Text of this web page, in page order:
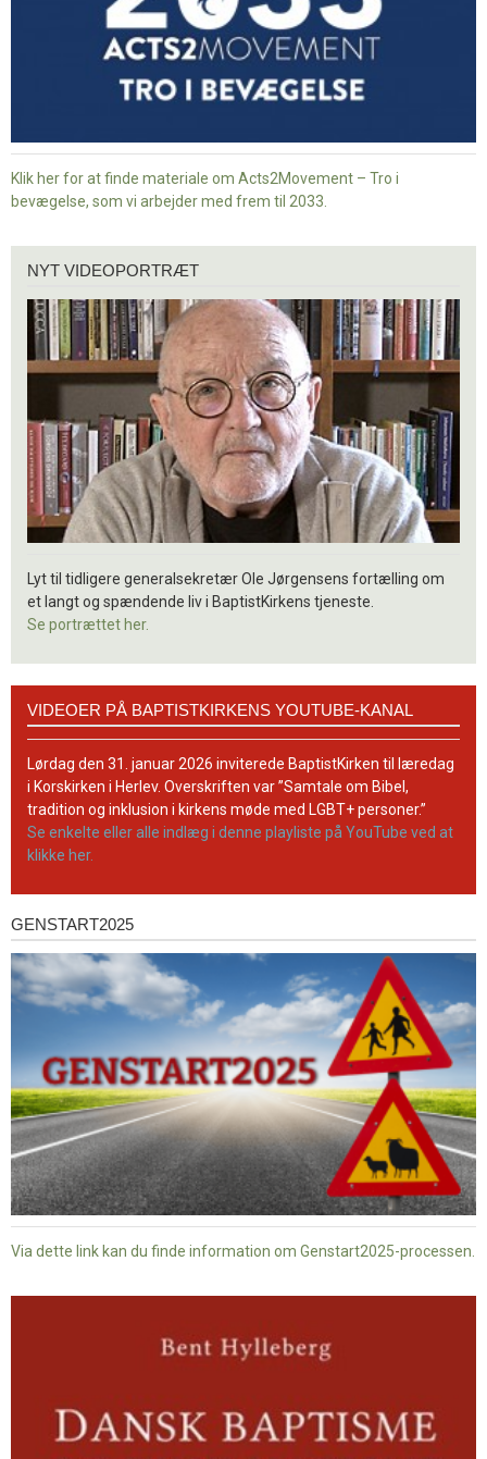
Klik her for at finde materiale om Acts2Movement – Tro i
bevægelse, som vi arbejder med frem til 2033.
videoportræt
NYT VIDEOPORTRÆT
Lyt til tidligere generalsekretær Ole Jørgensens fortælling om
et langt og spændende liv i BaptistKirkens tjeneste.
Se portrættet her.
BaptistKirkens
YouTube-
kanal
VIDEOER PÅ BAPTISTKIRKENS YOUTUBE-KANAL
Lørdag den 31. januar 2026 inviterede BaptistKirken til læredag
i Korskirken i Herlev. Overskriften var ”Samtale om Bibel,
tradition og inklusion i kirkens møde med LGBT+ personer.”
Se enkelte eller alle indlæg i denne playliste på YouTube ved at
klikke her.
Genstart2025
GENSTART2025
Via dette link kan du finde information om Genstart2025-processen.